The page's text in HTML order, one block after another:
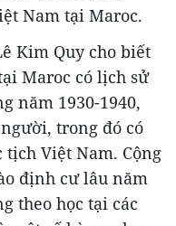
Nam tại Maroc.
Kim Quy cho biết
Maroc có lịch sử
năm 1930-1940,
trong đó có
tịch Việt Nam. Cộng
định cư lâu năm
theo học tại các